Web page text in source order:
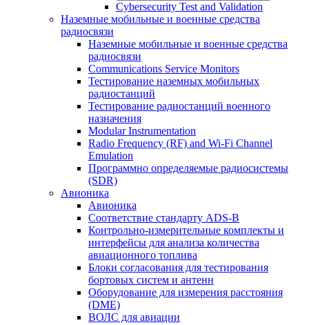
Cybersecurity Test and Validation
Наземные мобильные и военные средства
радиосвязи
Наземные мобильные и военные средства
радиосвязи
Communications Service Monitors
Тестирование наземных мобильных
радиостанций
Тестирование радиостанций военного
назначения
Modular Instrumentation
Radio Frequency (RF) and Wi-Fi Channel
Emulation
Программно определяемые радиосистемы
(SDR)
Авионика
Авионика
Соответствие стандарту ADS-B
Контрольно-измерительные комплекты и
интерфейсы для анализа количества
авиационного топлива
Блоки согласования для тестирования
бортовых систем и антенн
Оборудование для измерения расстояния
(DME)
ВОЛС для авиации